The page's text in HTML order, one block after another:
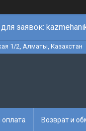
заявок:
1/2, Алматы, Казахстан
оплата Возврат и